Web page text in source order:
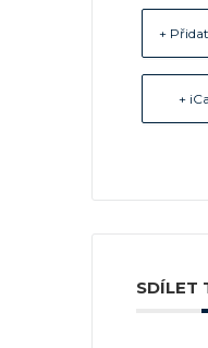
+
+
SDÍLET